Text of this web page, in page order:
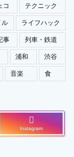
コ
テクニック
ル
ライフハック
事
列車・鉄道
浦和
渋谷
音楽 食
Instagram